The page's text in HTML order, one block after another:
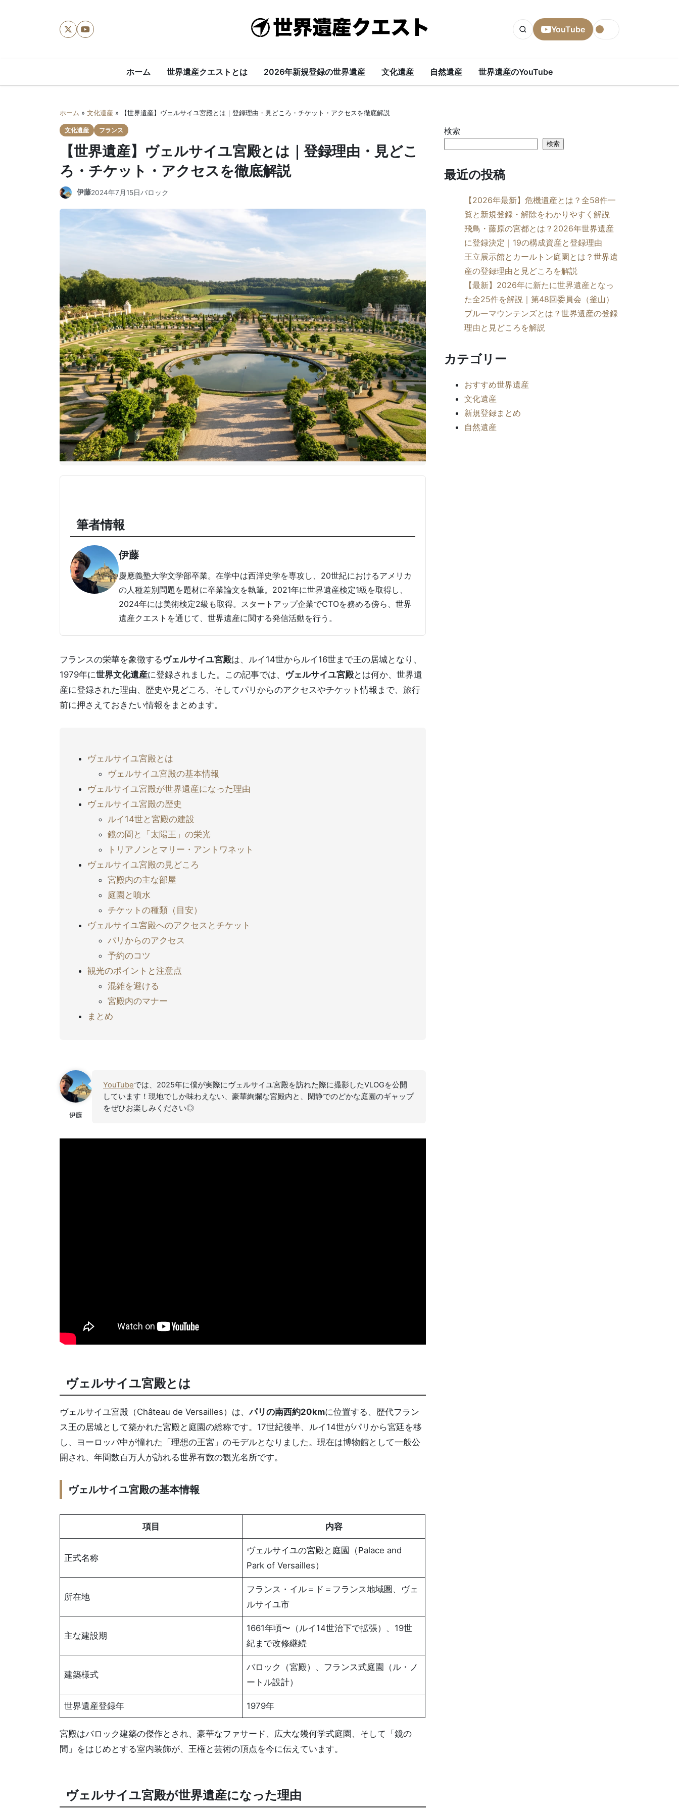
X YouTube
世
遺
エ
ス
World
Heritage
Quest-
YouTube
ホーム 世界遺産クエストとは 2026年新規登録の世界遺産 文化遺産 自然遺産 世界遺産のYouTube
ホーム » 文化遺産 » 【世界遺産】ヴェルサイユ宮殿とは｜登録理由・見どころ・チケット・アクセスを徹底解説
文化遺産 フランス
【世界遺産】ヴェルサイユ宮殿とは｜登録理由・見どこ
ろ・チケット・アクセスを徹底解説
伊藤2024年7月15日バロック
筆者情報
伊藤
慶應義塾大学文学部卒業。在学中は西洋史学を専攻し、20世紀におけるアメリカ
の人種差別問題を題材に卒業論文を執筆。2021年に世界遺産検定1級を取得し、
2024年には美術検定2級も取得。スタートアップ企業でCTOを務める傍ら、世界
遺産クエストを通じて、世界遺産に関する発信活動を行う。
フランスの栄華を象徴する ヴェルサイユ宮殿は、ルイ14世からルイ16世まで王の居城となり、
1979年に世界文化遺産に登録されました。この記事では、 ヴェルサイユ宮殿とは何か、世界遺
産に登録された理由、歴史や見どころ、そしてパリからのアクセスやチケット情報まで、旅行
前に押さえておきたい情報をまとめます。
ヴェルサイユ宮殿とは
ヴェルサイユ宮殿の基本情報
ヴェルサイユ宮殿が世界遺産になった理由
ヴェルサイユ宮殿の歴史
ルイ14世と宮殿の建設
鏡の間と「太陽王」の栄光
トリアノンとマリー・アントワネット
ヴェルサイユ宮殿の見どころ
宮殿内の主な部屋
庭園と噴水
チケットの種類（目安）
ヴェルサイユ宮殿へのアクセスとチケット
パリからのアクセス
予約のコツ
観光のポイントと注意点
混雑を避ける
宮殿内のマナー
まとめ
伊藤
YouTubeでは、2025年に僕が実際にヴェルサイユ宮殿を訪れた際に撮影したVLOGを公開
しています！現地でしか味わえない、豪華絢爛な宮殿内と、閑静でのどかな庭園のギャップ
をぜひお楽しみください◎
ヴェルサイユ宮殿とは
ヴェルサイユ宮殿（Château de Versailles）は、パリの南西約20kmに位置する、歴代フラン
ス王の居城として築かれた宮殿と庭園の総称です。17世紀後半、ルイ14世がパリから宮廷を移
し、ヨーロッパ中が憧れた「理想の王宮」のモデルとなりました。現在は博物館として一般公
開され、年間数百万人が訪れる世界有数の観光名所です。
ヴェルサイユ宮殿の基本情報
項目 内容
正式名称
ヴェルサイユの宮殿と庭園（Palace and
Park of Versailles）
所在地
フランス・イル＝ド＝フランス地域圏、ヴェ
ルサイユ市
主な建設期
1661年頃〜（ルイ14世治下で拡張）、19世
紀まで改修継続
建築様式
バロック（宮殿）、フランス式庭園（ル・ノ
ートル設計）
世界遺産登録年 1979年
宮殿はバロック建築の傑作とされ、豪華なファサード、広大な幾何学式庭園、そして「鏡の
間」をはじめとする室内装飾が、王権と芸術の頂点を今に伝えています。
ヴェルサイユ宮殿が世界遺産になった理由
検索
検索
最近の投稿
【2026年最新】危機遺産とは？全58件一
覧と新規登録・解除をわかりやすく解説
飛鳥・藤原の宮都とは？2026年世界遺産
に登録決定｜19の構成資産と登録理由
王立展示館とカールトン庭園とは？世界遺
産の登録理由と見どころを解説
【最新】2026年に新たに世界遺産となっ
た全25件を解説｜第48回委員会（釜山）
ブルーマウンテンズとは？世界遺産の登録
理由と見どころを解説
カテゴリー
おすすめ世界遺産
文化遺産
新規登録まとめ
自然遺産